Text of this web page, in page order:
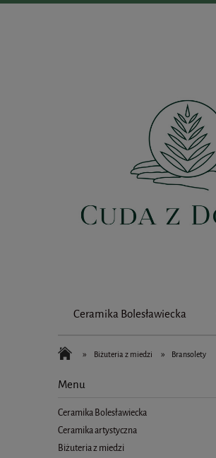
Ceramika Bolesławiecka
» Biżuteria z miedzi » Bransolety
Menu
Ceramika Bolesławiecka
Ceramika artystyczna
Biżuteria z miedzi